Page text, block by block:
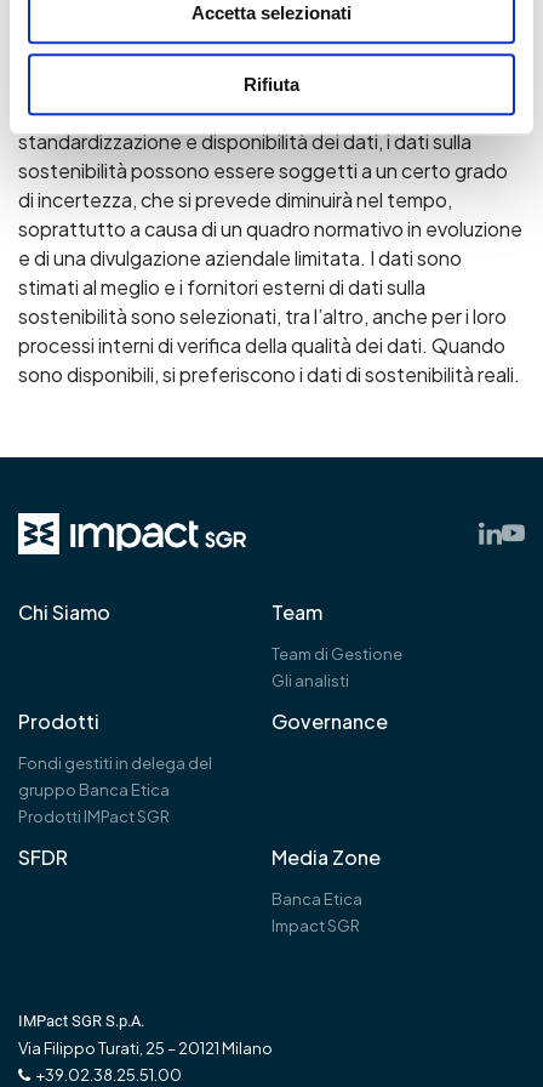
Accetta selezionati
Rifiuta
tassonomia UE a livello di investimento, la performance
degli SDG, la performance dell’impatto sulla salute, la
performance dell’impatto netto e la performance della
decarbonizzazione. A causa della limitata
standardizzazione e disponibilità dei dati, i dati sulla
sostenibilità possono essere soggetti a un certo grado
di incertezza, che si prevede diminuirà nel tempo,
soprattutto a causa di un quadro normativo in evoluzione
e di una divulgazione aziendale limitata. I dati sono
stimati al meglio e i fornitori esterni di dati sulla
sostenibilità sono selezionati, tra l’altro, anche per i loro
processi interni di verifica della qualità dei dati. Quando
sono disponibili, si preferiscono i dati di sostenibilità reali.
Chi Siamo Team
Team di Gestione
Gli analisti
Prodotti
Fondi gestiti in delega del
gruppo Banca Etica
Prodotti IMPact SGR
Governance
SFDR Media Zone
Banca Etica
Impact SGR
IMPact SGR S.p.A.
Via Filippo Turati, 25 – 20121 Milano
+39.02.38.25.51.00